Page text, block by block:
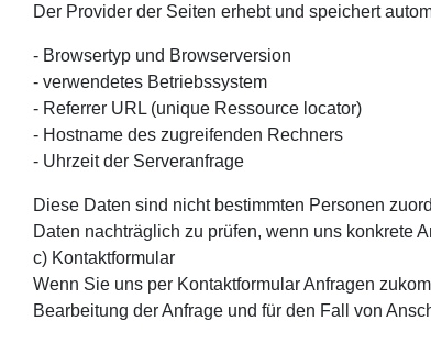
Der Provider der Seiten erhebt und speichert
- Browsertyp und Browserversion
- verwendetes Betriebssystem
- Referrer URL (unique Ressource locator)
- Hostname des zugreifenden Rechners
- Uhrzeit der Serveranfrage
Diese Daten sind nicht bestimmten Personen
Daten nachträglich zu prüfen, wenn uns konkrete
c) Kontaktformular
Wenn Sie uns per Kontaktformular Anfragen
Bearbeitung der Anfrage und für den Fall von